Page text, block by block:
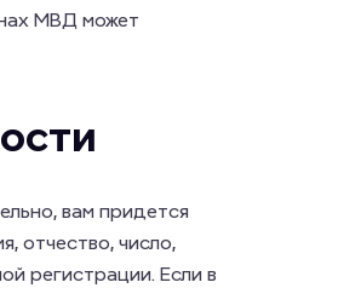
МВД может
вам придется
отчество, число,
регистрации. Если в